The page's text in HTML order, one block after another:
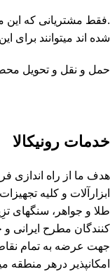
.فقط مشتریانی که این
شده اند میتوانند برای
حمل و نقل و تحویل
خدمات رونیکالا
هدف ما از راه اندازی
ابزارآلات و کلیه
طلا و جواهر، سنگهای
کنندگان مطرح ایرانی
جهت عرضه به تمام
امکانپذیر درهر منطقه